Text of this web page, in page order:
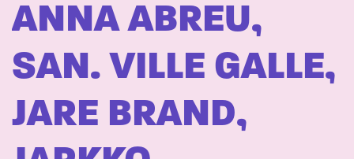
ANNA ABREU,
SAN. VILLE GALLE,
JARE BRAND,